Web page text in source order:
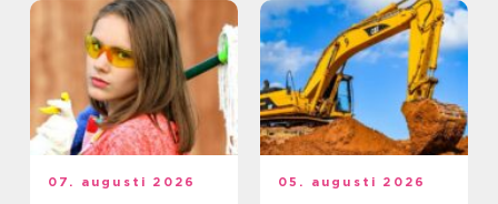
07. augusti 2026 05. augusti 2026